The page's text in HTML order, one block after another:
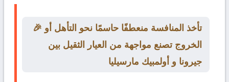
🎉 تأخذ المنافسة منعطفًا حاسمًا نحو التأهل أو
الخروج تصنع مواجهة من العيار الثقيل بين
جيرونا و أولمبيك مارسيليا